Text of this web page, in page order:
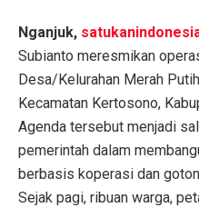
Nganjuk,
Subianto meresmikan
Desa/Kelurahan Merah
Kecamatan Kertosono,
Agenda tersebut menjadi
pemerintah dalam
berbasis koperasi dan
Sejak pagi, ribuan warga,